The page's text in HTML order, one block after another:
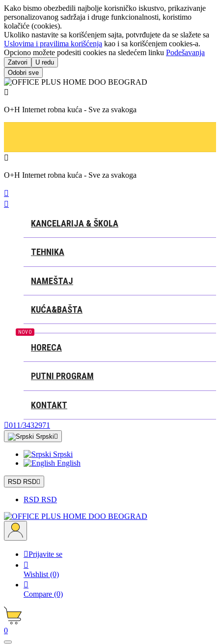
Kako bismo obezbedili najbolje korisničko iskustvo, prikazivanje
personalizovanog sadržaja i druge funkcionalnosti, koristimo
kolačiće (cookies).
Ukoliko nastavite sa korišćenjem sajta, potvrđujete da se slažete sa
Uslovima i pravilima korišćenja kao i sa korišćenjem cookies-a.
Opciono možete podesiti cookies na sledećem linku Podešavanja
Zatvori
U redu
Odobri sve

O+H Internet robna kuća - Sve za svakoga

O+H Internet robna kuća - Sve za svakoga


KANCELARIJA & ŠKOLA
TEHNIKA
NAMEŠTAJ
KUĆA&BAŠTA
NOVO
HORECA
PUTNI PROGRAM
KONTAKT
011/3432971
Srpski 
Srpski
English
RSD RSD
RSD RSD
Prijavite se

Wishlist (0)

Compare (0)
0